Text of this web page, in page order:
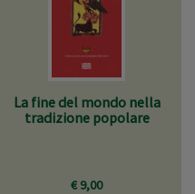
La fine del mondo nella
tradizione popolare
€ 9,00